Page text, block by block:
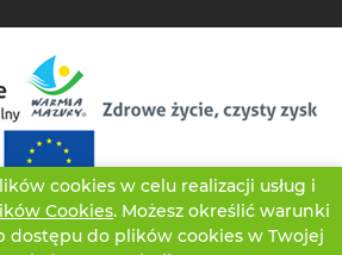
cookies w celu realizacji usług i
Cookies. Możesz określić warunki
dostępu do plików cookies w Twojej